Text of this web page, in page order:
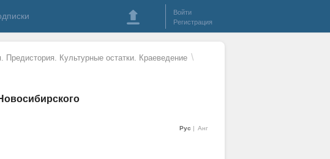
Войти
Регистрация
Предистория. Культурные остатки. Краеведение \
Рус Анг